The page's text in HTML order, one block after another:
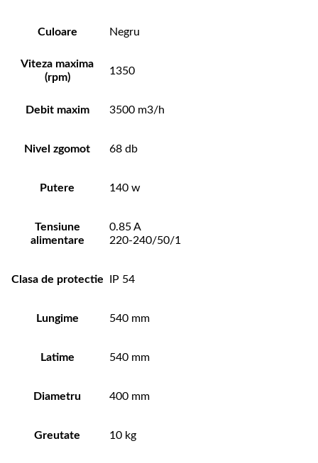
Culoare Negru
Viteza maxima
(rpm)
1350
Debit maxim 3500 m3/h
Nivel zgomot 68 db
Putere 140 w
Tensiune
alimentare
0.85 A
220-240/50/1
Clasa de protectie IP 54
Lungime 540 mm
Latime 540 mm
Diametru 400 mm
Greutate 10 kg